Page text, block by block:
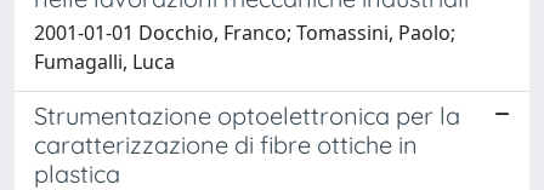
2001-01-01 Docchio, Franco; Tomassini, Paolo;
Fumagalli, Luca
Strumentazione optoelettronica per la
caratterizzazione di fibre ottiche in
plastica